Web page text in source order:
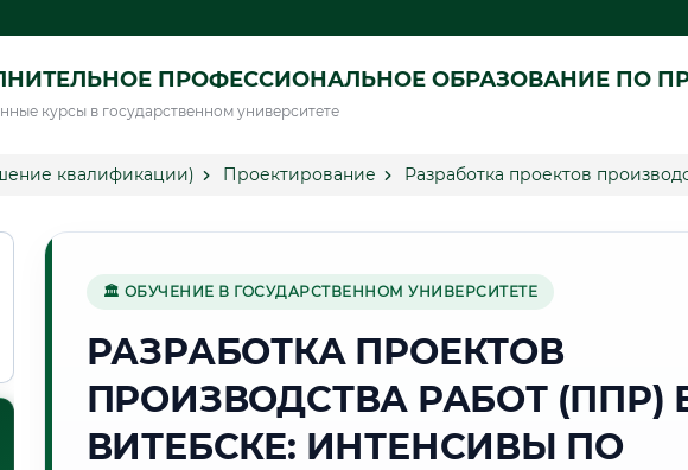
ПРОФЕССИОНАЛЬНОЕ ОБРАЗОВАНИЕ ПО
курсы в государственном университете
квалификации) Проектирование Разработка проектов
🏛 ОБУЧЕНИЕ В ГОСУДАРСТВЕННОМ УНИВЕРСИТЕТЕ
РАЗРАБОТКА ПРОЕКТОВ
ПРОИЗВОДСТВА РАБОТ (ППР)
ВИТЕБСКЕ: ИНТЕНСИВЫ ПО